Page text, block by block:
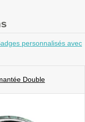
personnalisés avec
Double